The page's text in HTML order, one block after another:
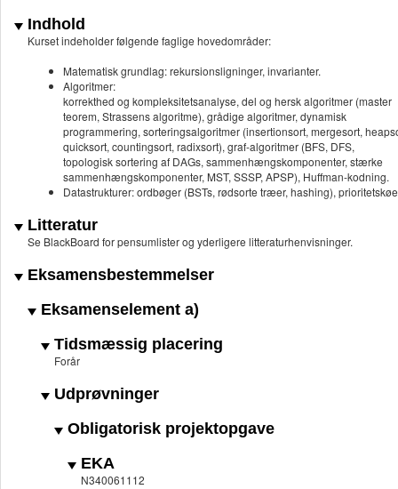
Indhold
Kurset indeholder følgende faglige hovedområder:
Matematisk grundlag: rekursionsligninger, invarianter.
Algoritmer:
korrekthed og kompleksitetsanalyse, del og hersk algoritmer (master
teorem, Strassens algoritme), grådige algoritmer, dynamisk
programmering, sorteringsalgoritmer (insertionsort, mergesort,
quicksort, countingsort, radixsort), graf-algoritmer (BFS, DFS,
topologisk sortering af DAGs, sammenhængskomponenter, stærke
sammenhængskomponenter, MST, SSSP, APSP), Huffman-kodning.
Datastrukturer: ordbøger (BSTs, rødsorte træer, hashing),
Litteratur
Se BlackBoard for pensumlister og yderligere litteraturhenvisninger.
Eksamensbestemmelser
Eksamenselement a)
Tidsmæssig placering
Forår
Udprøvninger
Obligatorisk projektopgave
EKA
N340061112